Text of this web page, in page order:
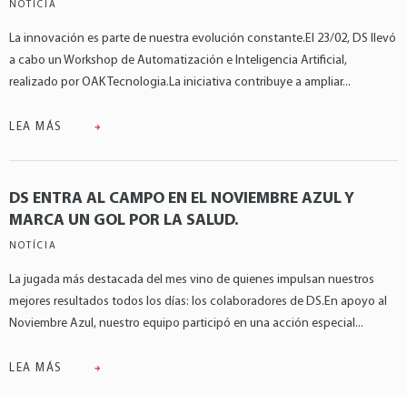
NOTÍCIA
La innovación es parte de nuestra evolución constante.El 23/02, DS llevó
a cabo un Workshop de Automatización e Inteligencia Artificial,
realizado por OAK Tecnologia.La iniciativa contribuye a ampliar...
LEA MÁS
DS ENTRA AL CAMPO EN EL NOVIEMBRE AZUL Y
MARCA UN GOL POR LA SALUD.
NOTÍCIA
La jugada más destacada del mes vino de quienes impulsan nuestros
mejores resultados todos los días: los colaboradores de DS.En apoyo al
Noviembre Azul, nuestro equipo participó en una acción especial...
LEA MÁS